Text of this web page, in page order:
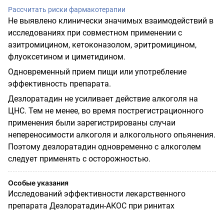
Рассчитать риски фармакотерапии
Не выявлено клинически значимых взаимодействий в
исследованиях при совместном применении с
азитромицином, кетоконазолом, эритромицином,
флуоксетином и циметидином.
Одновременный прием пищи или употребление
эффективность препарата.
Дезлоратадин не усиливает действие алкоголя на
ЦНС. Тем не менее, во время пострегистрационного
применения были зарегистрированы случаи
непереносимости алкоголя и алкогольного опьянения.
Поэтому дезлоратадин одновременно с алкоголем
следует применять с осторожностью.
Особые указания
Исследований эффективности лекарственного
препарата Дезлоратадин-АКОС при ринитах